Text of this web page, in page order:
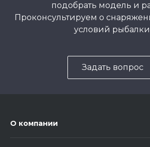
подобрать модель и
Проконсультируем о
условий
Задать вопрос
О компании